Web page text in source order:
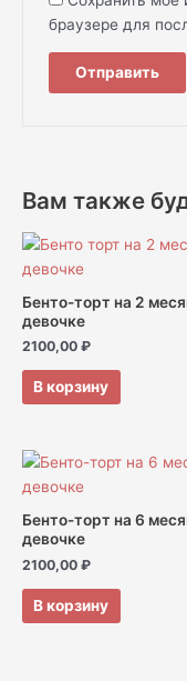
браузере для
Вам также
Бенто-торт на 2
девочке
2100,00 ₽
В корзину
Бенто-торт на 6
девочке
2100,00 ₽
В корзину